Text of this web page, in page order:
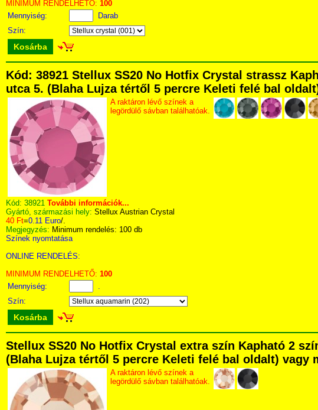
MINIMUM RENDELHETŐ: 100
Mennyiség:
Darab
Szín:
Kosárba
Kód: 38921 Stellux SS20 No Hotfix Crystal strassz
utca 5. (Blaha Lujza tértől 5 percre Keleti felé bal
A raktáron lévő színek a
legördülő sávban találhatóak.
Kód: 38921 További információk...
Gyártó, származási hely: Stellux Austrian Crystal
40 Ft=0.11 Euro/.
Megjegyzés: Minimum rendelés: 100 db
Színek nyomtatása
ONLINE RENDELÉS:
MINIMUM RENDELHETŐ: 100
Mennyiség:
.
Szín:
Kosárba
Stellux SS20 No Hotfix Crystal extra szín Kapható 2
(Blaha Lujza tértől 5 percre Keleti felé bal oldalt) vagy
A raktáron lévő színek a
legördülő sávban találhatóak.